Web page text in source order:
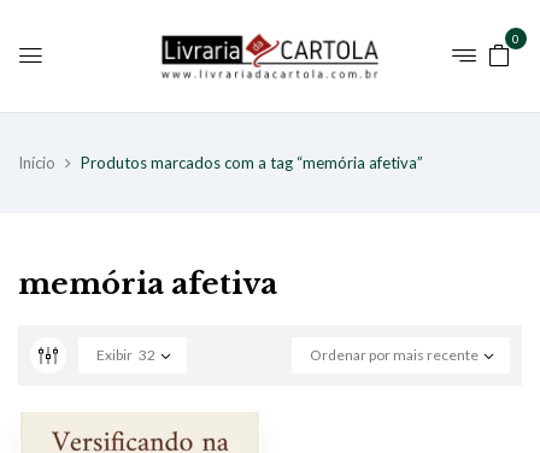
0
Início Produtos marcados com a tag “memória afetiva”
memória afetiva
Ordenar por mais recente
Exibir 32